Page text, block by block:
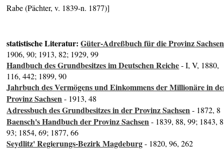
Rabe (Pächter, v. 1839-n. 1877)]
statistische Literatur:Güter-Adreßbuch für die Provinz Sachsen
1906, 90; 1913, 82; 1929, 99
Handbuch des Grundbesitzes im Deutschen Reiche- I, V, 1880,
116, 442; 1899, 90
Jahrbuch des Vermögens und Einkommens der Millionäre in
Provinz Sachsen- 1913, 48
Adressbuch des Grundbesitzes in der Provinz Sachsen- 1872, 8
Baensch's Handbuch der Provinz Sachsen- 1839, 88, 99; 1843,
93; 1854, 69; 1877, 66
Seydlitz' Regierungs-Bezirk Magdeburg- 1820, 96, 262